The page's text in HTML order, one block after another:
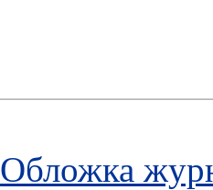
Обложка